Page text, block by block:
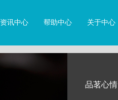
资讯中心 帮助中心 关于中心
品茗心情